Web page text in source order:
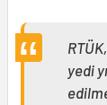
yedi